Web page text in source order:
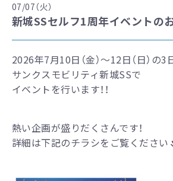
07/07（火）
新城SSセルフ1周年イベントの
2026年7月10日（金）～12日（日）の3
サンクスモビリティ新城SSで
イベントを行います！！
熱い企画が盛りだくさんです！
詳細は下記のチラシをご覧ください